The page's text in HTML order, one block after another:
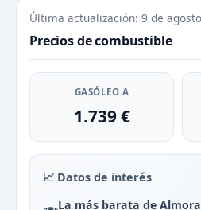
Última actualización: 9 de
Precios de combustible
GASÓLEO A
1.739 €
📈 Datos de interés
La más barata de